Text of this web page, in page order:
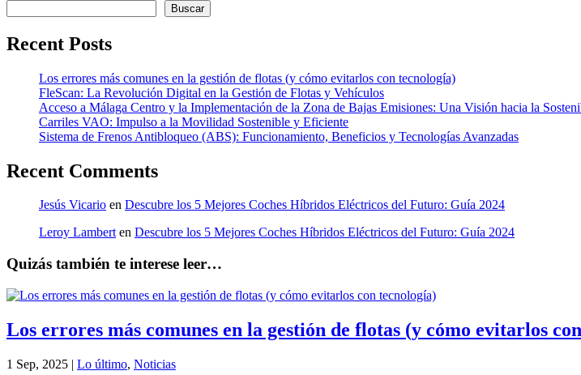
Buscar
Recent Posts
Los errores más comunes en la gestión de flotas (y cómo evitarlos con tecnología)
FleScan: La Revolución Digital en la Gestión de Flotas y Vehículos
Acceso a Málaga Centro y la Implementación de la Zona de Bajas Emisiones: Una Visión hacia la
Carriles VAO: Impulso a la Movilidad Sostenible y Eficiente
Sistema de Frenos Antibloqueo (ABS): Funcionamiento, Beneficios y Tecnologías Avanzadas
Recent Comments
Jesús Vicario en Descubre los 5 Mejores Coches Híbridos Eléctricos del Futuro: Guía 2024
Leroy Lamberten Descubre los 5 Mejores Coches Híbridos Eléctricos del Futuro: Guía 2024
Quizás también te interese leer…
Los errores más comunes en la gestión de flotas (y cómo evitarlos
1 Sep, 2025 | Lo último, Noticias